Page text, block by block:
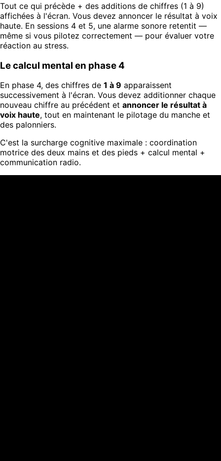
Tout ce qui précède + des additions de chiffres (1 à 9)
affichées à l'écran. Vous devez annoncer le résultat à voix
haute. En sessions 4 et 5, une alarme sonore retentit —
même si vous pilotez correctement — pour évaluer votre
réaction au stress.
Le calcul mental en phase 4
En phase 4, des chiffres de 1 à 9 apparaissent
successivement à l'écran. Vous devez additionner chaque
nouveau chiffre au précédent et annoncer le résultat à
voix haute, tout en maintenant le pilotage du manche et
des palonniers.
C'est la surcharge cognitive maximale : coordination
motrice des deux mains et des pieds + calcul mental +
communication radio.